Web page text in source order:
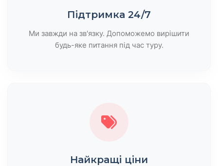
Підтримка 24/7
Ми завжди на зв'язку. Допоможемо вирішити
будь-яке питання під час туру.
Найкращі ціни